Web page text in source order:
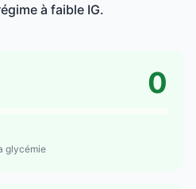
à faible IG.
0
glycémie